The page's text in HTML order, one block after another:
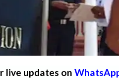
live updates on